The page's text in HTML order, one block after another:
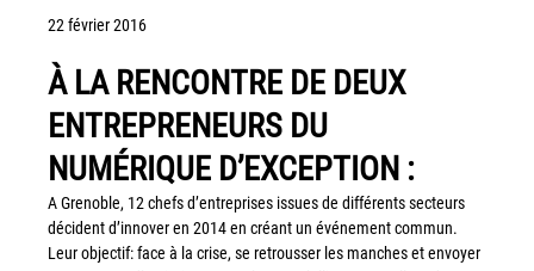
Automatisation de factures fournisseurs
Numérisation des Notes de Frais
Sécurité et sauvegarde des données
Numérisation intelligente
Partage de fichiers et collaboration en mode sécurisé
22 février 2016
À LA RENCONTRE DE DEUX
ENTREPRENEURS DU
NUMÉRIQUE D’EXCEPTION :
A Grenoble, 12 chefs d’entreprises issues de différents secteurs
décident d’innover en 2014 en créant un événement commun.
Leur objectif: face à la crise, se retrousser les manches et envoyer